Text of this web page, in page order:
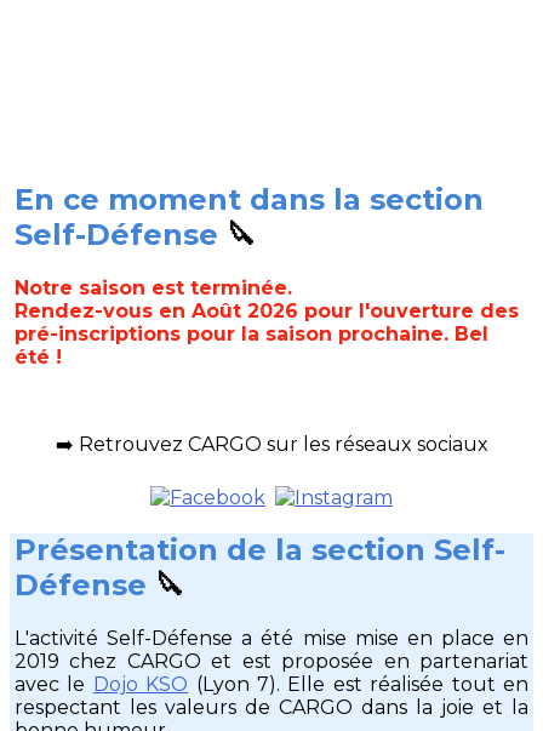
En ce moment dans la section
Self-Défense 🔪
Notre saison est terminée.
Rendez-vous en Août 2026 pour l'ouverture des
pré-inscriptions pour la saison prochaine. Bel
été !
➡️ Retrouvez CARGO sur les réseaux sociaux
Présentation de la section Self-
Défense 🔪
L'activité Self-Défense a été mise mise en place en
2019 chez CARGO et est proposée en partenariat
avec le Dojo KSO (Lyon 7). Elle est réalisée tout en
respectant les valeurs de CARGO dans la joie et la